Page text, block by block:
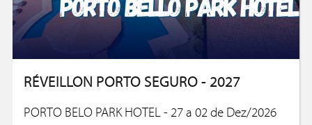
RÉVEILLON PORTO SEGURO - 2027
PORTO BELO PARK HOTEL - 27 a 02 de Dez/2026